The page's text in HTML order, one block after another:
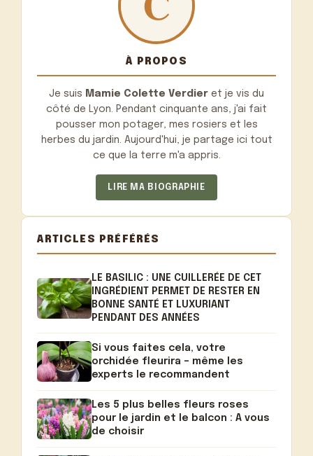
À PROPOS
Je suis Mamie Colette Verdier et je vis du
côté de Lyon. Pendant cinquante ans, j'ai fait
pousser mon potager, mes rosiers et les
herbes du jardin. Aujourd'hui, je partage ici tout
ce que la terre m'a appris.
LIRE MA BIOGRAPHIE
ARTICLES PRÉFÉRÉS
LE BASILIC : UNE CUILLERÉE DE CET
INGRÉDIENT PERMET DE RESTER EN
BONNE SANTÉ ET LUXURIANT
PENDANT DES ANNÉES
Si vous faites cela, votre
orchidée fleurira – même les
experts le recommandent
Les 5 plus belles fleurs roses
pour le jardin et le balcon : A vous
de choisir